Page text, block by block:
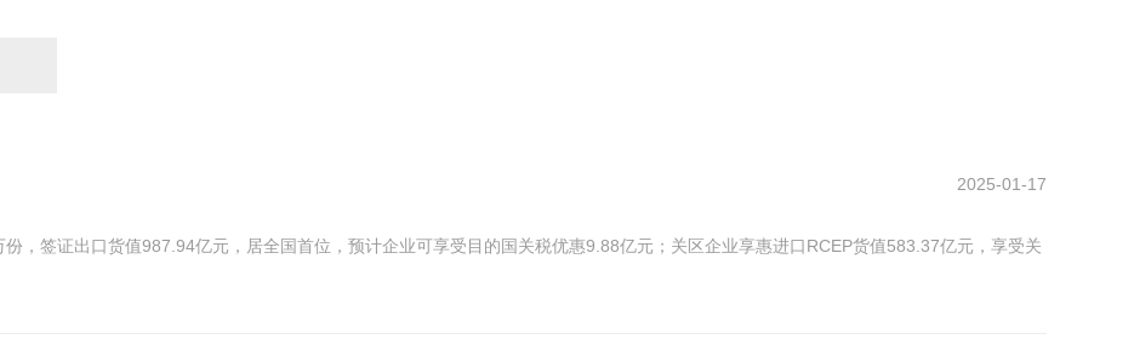
2025-01-17
，签证出口货值987.94亿元，居全国首位，预计企业可享受目的国关税优惠9.88亿元；关区企业享惠进口RCEP货值583.37亿元，享受关